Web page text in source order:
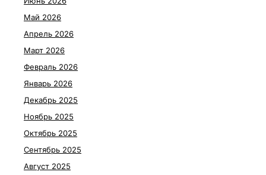
Май 2026
Апрель 2026
Март 2026
Февраль 2026
Январь 2026
Декабрь 2025
Ноябрь 2025
Октябрь 2025
Сентябрь 2025
Август 2025